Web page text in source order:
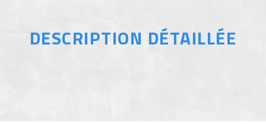
DESCRIPTION DÉTAILLÉE